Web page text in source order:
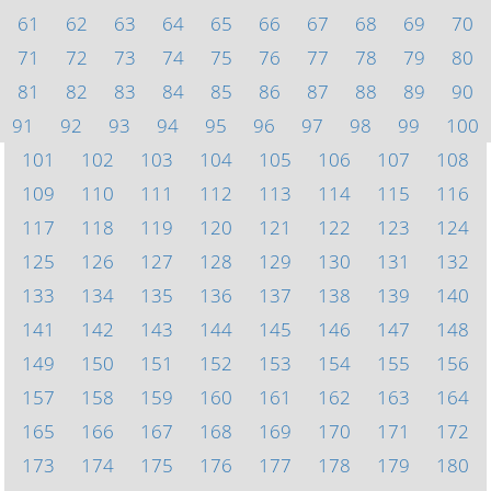
61
62 63 64 65 66 67 68 69
70
71
72 73 74 75 76 77 78 79
80
81
82 83 84 85 86 87 88 89
90
91
92 93 94 95 96 97 98 99
100
101
102 103 104 105 106 107
108
109
110 111 112 113 114 115
116
117
118 119 120 121 122 123
124
125
126 127 128 129 130 131
132
133
134 135 136 137 138 139
140
141
142 143 144 145 146 147
148
149
150 151 152 153 154 155
156
157
158 159 160 161 162 163
164
165
166 167 168 169 170 171
172
173
174 175 176 177 178 179
180